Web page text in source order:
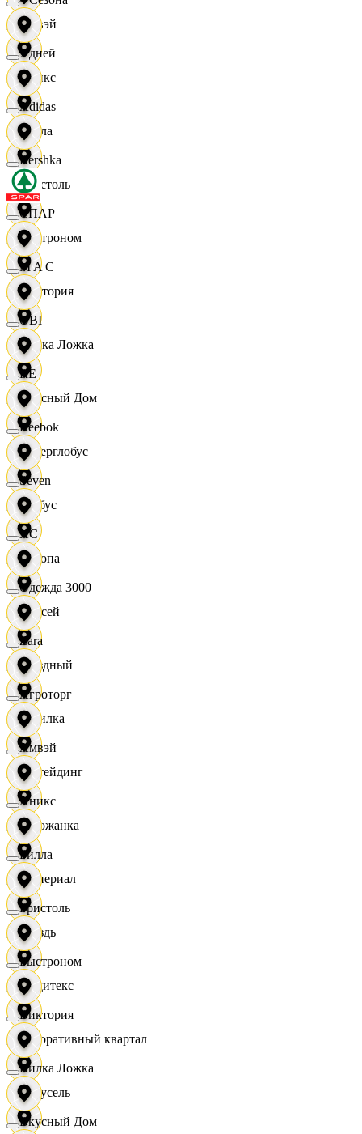
Амвэй
Аникс
Билла
Бристоль
Быстроном
Виктория
Вилка Ложка
Вкусный Дом
Гиперглобус
Глобус
Европа
Елисей
Звездный
Горилка
Ижтейдинг
Горожанка
Империал
Гроздь
Индитекс
Декоративный квартал
Карусель
7 дней
Adidas
Bershka
СПАР
M A C
OBI
RE
Reebok
Seven
XC
Одежда 3000
Zara
Агроторг
Амвэй
Аникс
Билла
Бристоль
Быстроном
Виктория
Вилка Ложка
Вкусный Дом